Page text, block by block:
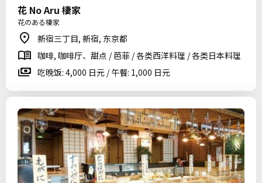
花 No Aru 棲家
花のある棲家
新宿三丁目, 新宿, 东京都
咖啡, 咖啡厅、甜点 / 芭菲 / 各类西洋料理 / 各类日本料理
吃晚饭: 4,000 日元 / 午餐: 1,000 日元